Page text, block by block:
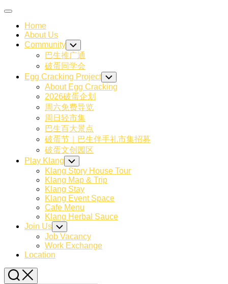
Skip
content
Expand
Home
About Us
Community Toggle
Child
Menu
巴生推广通
破蛋同学会
Egg Cracking Project Toggle
Child
Menu
About Egg Cracking
2026破蛋企划
周六免费导览
周日轻市集
巴生百大景点
破蛋节｜巴生伴手礼市集招募
破蛋文创园区
Play Klang Toggle
Child
Menu
Klang Story House Tour
Klang Map & Trip
Klang Stay
Klang Event Space
Cafe Menu
Klang Herbal Sauce
Join Us Toggle
Child
Menu
Job Vacancy
Work Exchange
Location